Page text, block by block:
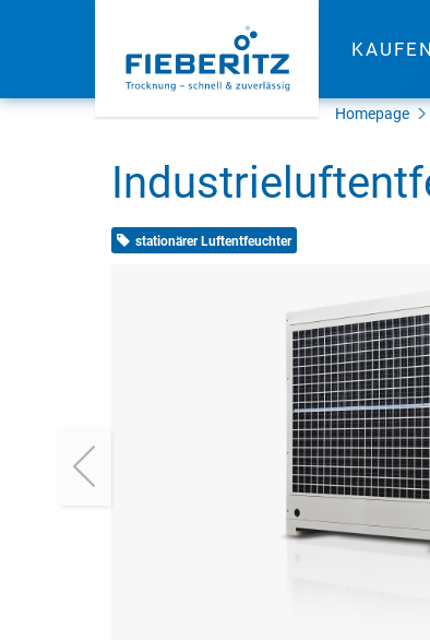
KAUFEN
Homepage
stationärer Luftentfeuchter